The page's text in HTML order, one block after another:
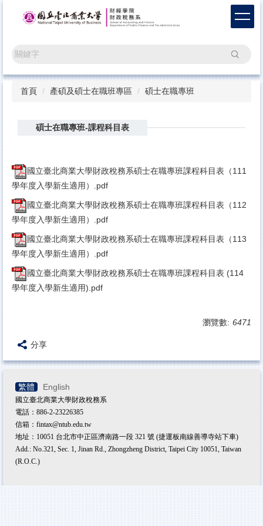
區
搜尋
首頁 產碩及碩士在職班專區 碩士在職專班
碩士在職專班-課程科目表
國立臺北商業大學財政稅務系碩士在職專班課程科目表（111
學年度入學新生適用）.pdf
國立臺北商業大學財政稅務系碩士在職專班課程科目表（112
學年度入學新生適用）.pdf
國立臺北商業大學財政稅務系碩士在職專班課程科目表（113
學年度入學新生適用）.pdf
國立臺北商業大學財政稅務系碩士在職專班課程科目表 (114
學年度入學新生適用).pdf
瀏覽數: 6471
分享
繁體 English
國立臺北商業大學財政稅務系
電話：886-2-23226385
信箱：fintax@ntub.edu.tw
地址：10051 台北市中正區濟南路一段 321 號 (捷運板南線善導寺站下車)
Add.: No.321, Sec. 1, Jinan Rd., Zhongzheng District, Taipei City 10051, Taiwan
(R.O.C.)